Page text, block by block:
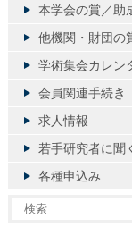
本学会の賞／助
他機関・財団の
学術集会カレン
会員関連手続き
求人情報
若手研究者に聞
各種申込み